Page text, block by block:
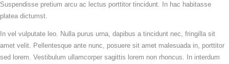
Suspendisse pretium arcu ac lectus porttitor tincidunt. In hac habitasse
platea dictumst.
In vel vulputate leo. Nulla purus urna, dapibus a tincidunt nec, fringilla sit
amet velit. Pellentesque ante nunc, posuere sit amet malesuada in, porttitor
sed lorem. Vestibulum ullamcorper sagittis lorem non rhoncus. In interdum